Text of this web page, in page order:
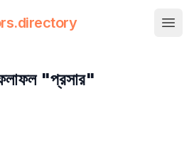
"প্রসার"